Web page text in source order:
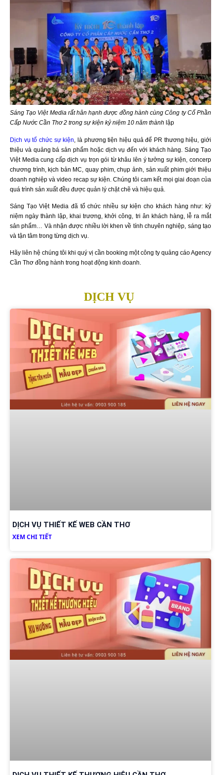
Sáng Tạo Việt Media rất hân hạnh được đồng hành cùng Công ty Cổ Phần
Cấp Nước Cần Thơ 2 trong sự kiện kỷ niệm 10 năm thành lập
Dịch vụ tổ chức sự kiện , là phương tiện hiệu quả để PR thương hiệu, giới
thiệu và quảng bá sản phẩm hoặc dịch vụ đến với khách hàng. Sáng Tạo
Việt Media cung cấp dịch vụ trọn gói từ khâu lên ý tưởng sự kiện, concerp
chương trình, kịch bản MC, quay phim, chụp ảnh, sản xuất phim giới thiệu
doanh nghiệp và video recap sự kiện. Chúng tôi cam kết mọi giai đoạn của
quá trình sản xuất đều được quản lý chặt chẽ và hiệu quả.
Sáng Tạo Việt Media đã tổ chức nhiều sự kiện cho khách hàng như: kỷ
niệm ngày thành lập, khai trương, khởi công, tri ân khách hàng, lễ ra mắt
sản phẩm… Và nhận được nhiều lời khen về tính chuyên nghiệp, sáng tạo
và tận tâm trong từng dịch vụ.
Hãy liên hệ chúng tôi khi quý vị cần booking một công ty quảng cáo Agency
Cần Thơ đồng hành trong hoạt động kinh doanh.
DỊCH VỤ
DỊCH VỤ THIẾT KẾ WEB CẦN THƠ
XEM CHI TIẾT